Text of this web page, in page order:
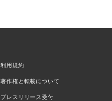
利用規約
著作権と転載について
プレスリリース受付